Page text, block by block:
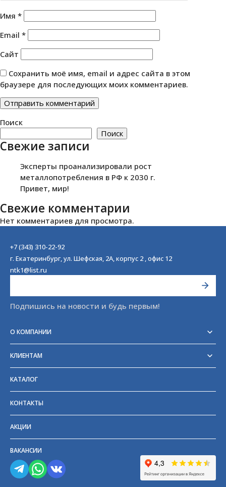
Имя *
Email *
Сайт
Сохранить моё имя, email и адрес сайта в этом
браузере для последующих моих комментариев.
Поиск
Поиск
Свежие записи
Эксперты проанализировали рост
металлопотребления в РФ к 2030 г.
Привет, мир!
Свежие комментарии
Нет комментариев для просмотра.
+7 (343) 310-22-92
г. Екатеринбург, ул. Шефская, 2А, корпус 2 , офис 12
ntk1@list.ru
Подпишись на новости и будь первым!
О КОМПАНИИ
Отзывы
Блог
Партнёры и поставщики
КЛИЕНТАМ
Возврат
Частые вопросы
Прайс-лист
КАТАЛОГ
КОНТАКТЫ
АКЦИИ
ВАКАНСИИ